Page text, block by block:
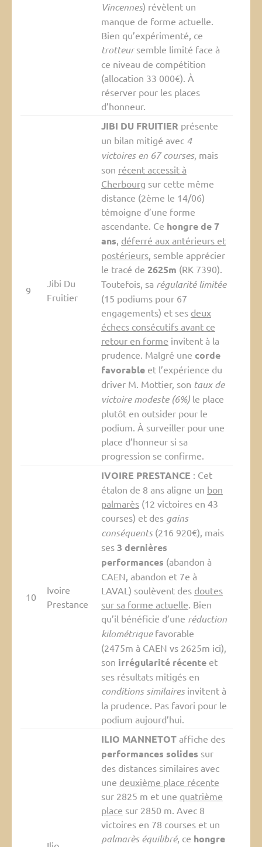
Vincennes) révèlent un
manque de forme actuelle.
Bien qu’expérimenté, ce
trotteursemble limité face à
ce niveau de compétition
(allocation 33 000€). À
réserver pour les places
d’honneur.
9
Jibi Du
Fruitier
JIBI DU FRUITIER présente
un bilan mitigé avec 4
victoires en 67 courses, mais
son récent accessit à
Cherbourg sur cette même
distance (2ème le 14/06)
témoigne d’une forme
ascendante. Ce hongre de 7
ans, déferré aux antérieurs et
postérieurs, semble apprécier
le tracé de 2625m (RK 7390).
Toutefois, sa régularité limitée
(15 podiums pour 67
engagements) et ses deux
échecs consécutifs avant ce
retour en forme invitent à la
prudence. Malgré une corde
favorableet l’expérience du
driver M. Mottier, son taux de
victoire modeste (6%)le place
plutôt en outsider pour le
podium. À surveiller pour une
place d’honneur si sa
progression se confirme.
10
Ivoire
Prestance
IVOIRE PRESTANCE : Cet
étalon de 8 ans aligne un bon
palmarès(12 victoires en 43
courses) et des gains
conséquents(216 920€), mais
ses 3 dernières
performances (abandon à
CAEN, abandon et 7e à
LAVAL) soulèvent des doutes
sur sa forme actuelle. Bien
qu’il bénéficie d’une réduction
kilométriquefavorable
(2475m à CAEN vs 2625m ici),
son irrégularité récenteet
ses résultats mitigés en
conditions similairesinvitent à
la prudence. Pas favori pour le
podium aujourd’hui.
ILIO MANNETOTaffiche des
performances solides sur
des distances similaires avec
une deuxième place récente
sur 2825 m et une quatrième
place sur 2850 m. Avec 8
victoires en 78 courses et un
palmarès équilibré, ce hongre